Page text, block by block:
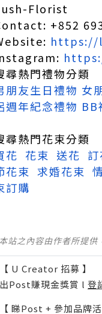
Florist
+852
https://
尋熱門禮物分類
朋友生日禮物 女
週年紀念禮物 BB
尋熱門花束分類
花 花束 送花
花束 求婚花束
訂購
站之內容由作者所提
【 U Creator 招募 】
出Post賺現金獎賞 l 登
【 睇Post + 參加品牌活